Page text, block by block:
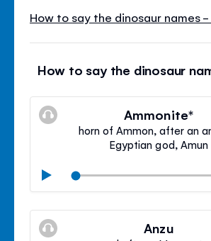
How to say the dinosaur names
How to say the dinosaur
Ammonite*
horn of Ammon, after an
Egyptian god, Amun
Play
Silenzioso
Anzu